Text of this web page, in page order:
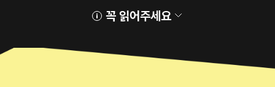
꼭 읽어주세요